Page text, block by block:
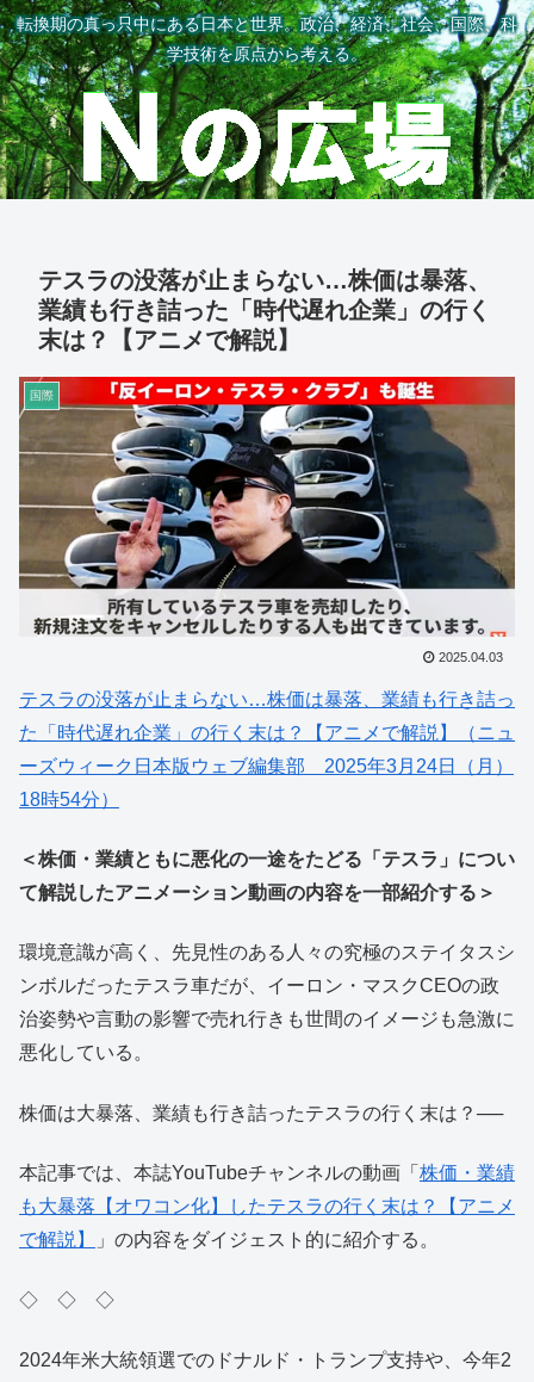
転換期の真っ只中にある日本と世界。政治、経済、社会、国際、科
学技術を原点から考える。
テスラの没落が止まらない…株価は暴落、
業績も行き詰った「時代遅れ企業」の行く
末は？【アニメで解説】
国際
2025.04.03
テスラの没落が止まらない…株価は暴落、業績も行き詰っ
た「時代遅れ企業」の行く末は？【アニメで解説】（ニュ
ーズウィーク日本版ウェブ編集部 2025年3月24日（月）
18時54分）
＜株価・業績ともに悪化の一途をたどる「テスラ」につい
て解説したアニメーション動画の内容を一部紹介する＞
環境意識が高く、先見性のある人々の究極のステイタスシ
ンボルだったテスラ車だが、イーロン・マスクCEOの政
治姿勢や言動の影響で売れ行きも世間のイメージも急激に
悪化している。
株価は大暴落、業績も行き詰ったテスラの行く末は？──
本記事では、本誌YouTubeチャンネルの動画「 株価・業績
も大暴落【オワコン化】したテスラの行く末は？【アニメ
で解説】
」の内容をダイジェスト的に紹介する。
◇ ◇ ◇
2024年米大統領選でのドナルド・トランプ支持や、今年2